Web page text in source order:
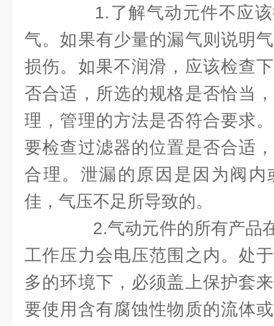
1.了解气动元件不应该
气。如果有少量的漏气则说明
损伤。如果不润滑，应该检查
否合适，所选的规格是否恰当
理，管理的方法是否符合要求
要检查过滤器的位置是否合适
合理。泄漏的原因是因为阀内
佳，气压不足所导致的。
2.气动元件的所有产品
工作压力会电压范围之内。处
多的环境下，必须盖上保护套
要使用含有腐蚀性物质的流体